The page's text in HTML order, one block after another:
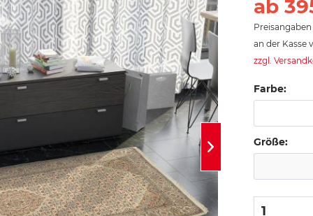
ab
an der Kasse
zzgl.
Farbe:
Größe: